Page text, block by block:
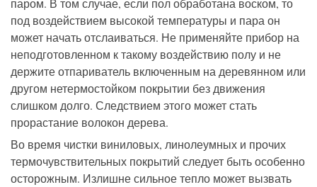
паром. В том случае, если пол обработана воском, то
под воздействием высокой температуры и пара он
может начать отслаиваться. Не применяйте прибор на
неподготовленном к такому воздействию полу и не
держите отпариватель включенным на деревянном или
другом нетермостойком покрытии без движения
слишком долго. Следствием этого может стать
прорастание волокон дерева.
Во время чистки виниловых, линолеумных и прочих
термочувствительных покрытий следует быть особенно
осторожным. Излишне сильное тепло может вызвать